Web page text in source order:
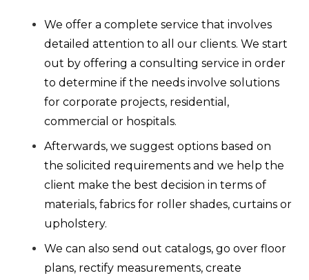
We offer a complete service that involves
detailed attention to all our clients. We start
out by offering a consulting service in order
to determine if the needs involve solutions
for corporate projects, residential,
commercial or hospitals.
Afterwards, we suggest options based on
the solicited requirements and we help the
client make the best decision in terms of
materials, fabrics for roller shades, curtains or
upholstery.
We can also send out catalogs, go over floor
plans, rectify measurements, create